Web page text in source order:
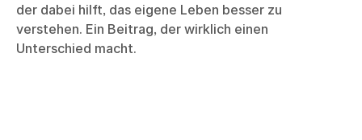
der dabei hilft, das eigene Leben besser zu
verstehen. Ein Beitrag, der wirklich einen
Unterschied macht.